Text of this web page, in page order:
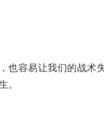
容易让我们的战术失
。